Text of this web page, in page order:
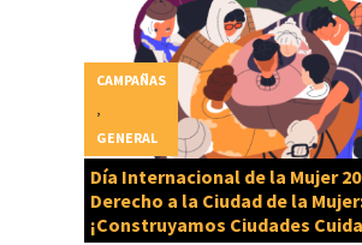
Día Internacional de la Mujer
Derecho a la Ciudad de la
¡Construyamos Ciudades
CAMPAÑAS
GENERAL